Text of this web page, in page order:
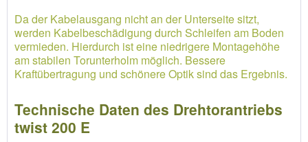
Da der Kabelausgang nicht an der Unterseite sitzt,
werden Kabelbeschädigung durch Schleifen am Boden
vermieden. Hierdurch ist eine niedrigere Montagehöhe
am stabilen Torunterholm möglich. Bessere
Kraftübertragung und schönere Optik sind das Ergebnis.
Technische Daten des Drehtorantriebs
twist 200 E